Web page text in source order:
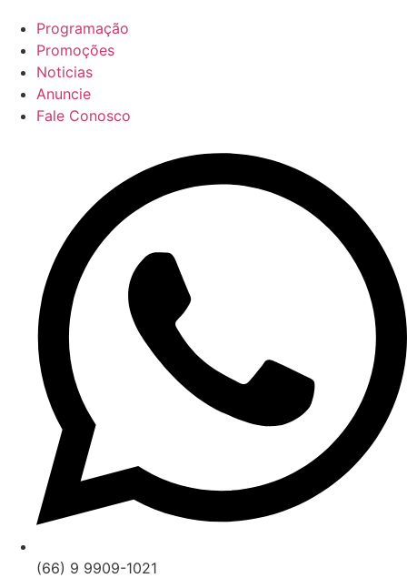
Programação
Promoções
Noticias
Anuncie
Fale Conosco
(66) 9 9909-1021